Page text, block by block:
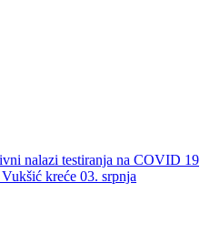
nalazi testiranja na COVID 19
kreće 03. srpnja